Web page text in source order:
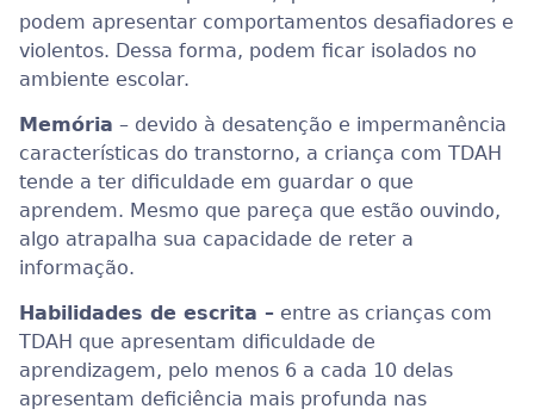
podem apresentar comportamentos desafiadores e
violentos. Dessa forma, podem ficar isolados no
ambiente escolar.
Memória – devido à desatenção e impermanência
características do transtorno, a criança com TDAH
tende a ter dificuldade em guardar o que
aprendem. Mesmo que pareça que estão ouvindo,
algo atrapalha sua capacidade de reter a
informação.
Habilidades de escrita – entre as crianças com
TDAH que apresentam dificuldade de
aprendizagem, pelo menos 6 a cada 10 delas
apresentam deficiência mais profunda nas